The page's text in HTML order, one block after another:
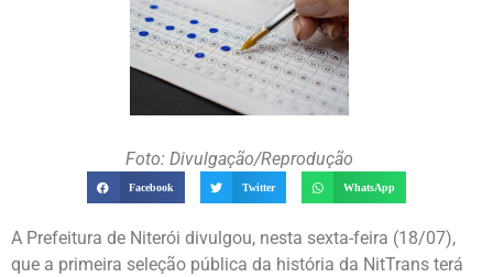
Foto: Divulgação/Reprodução
Facebook Twitter WhatsApp
A Prefeitura de Niterói divulgou, nesta sexta-feira (18/07),
que a primeira seleção pública da história da NitTrans terá